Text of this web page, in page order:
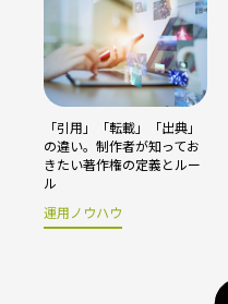
「引用」「転載」「出典」
の違い。制作者が知ってお
きたい著作権の定義とルー
ル
運用ノウハウ